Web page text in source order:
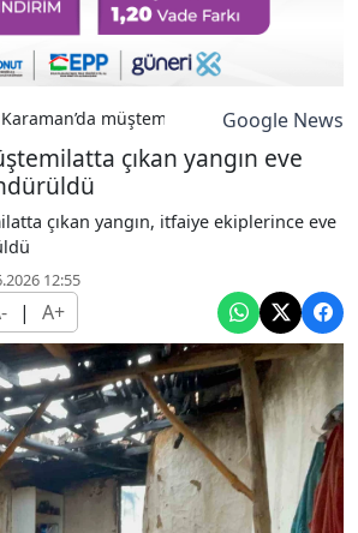
Karaman’da müştemilatta çıkan yangın
Google News
çıkan yangın eve
çıkan yangın, itfaiye ekiplerince eve
12:55
| A+